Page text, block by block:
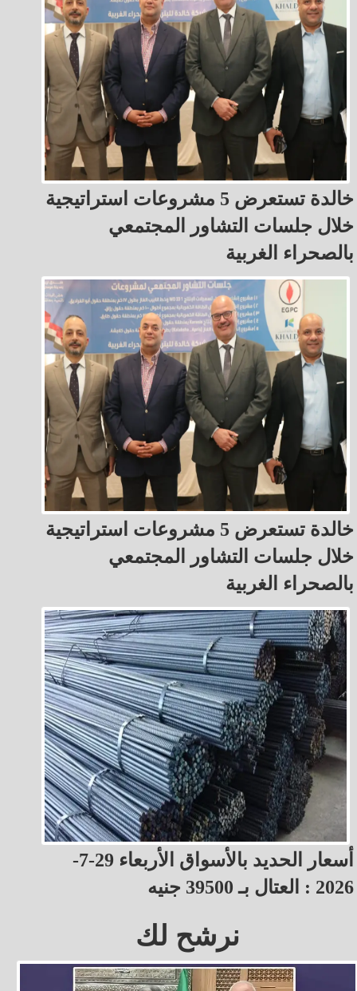
خالدة تستعرض 5 مشروعات استراتيجية
خلال جلسات التشاور المجتمعي
بالصحراء الغربية
خالدة تستعرض 5 مشروعات استراتيجية
خلال جلسات التشاور المجتمعي
بالصحراء الغربية
أسعار الحديد بالأسواق الأربعاء 29-7-
2026 : العتال بـ 39500 جنيه
نرشح لك